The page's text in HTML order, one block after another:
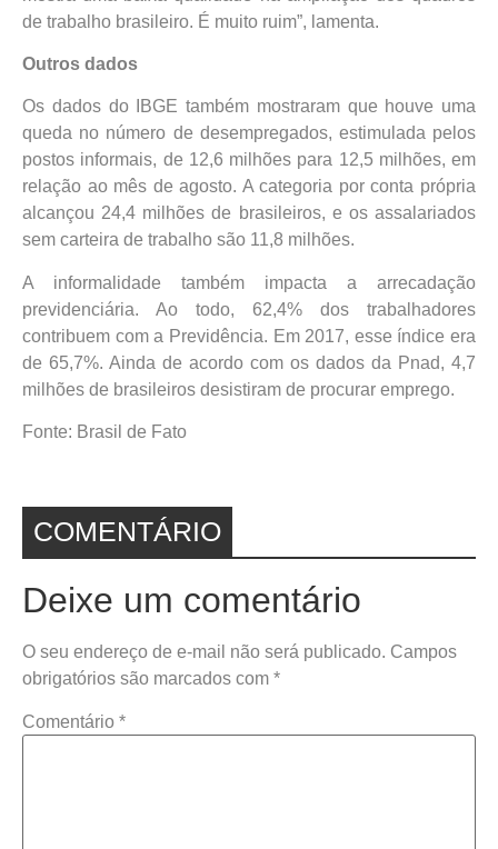
de trabalho brasileiro. É muito ruim”, lamenta.
Outros dados
Os dados do IBGE também mostraram que houve uma
queda no número de desempregados, estimulada pelos
postos informais, de 12,6 milhões para 12,5 milhões, em
relação ao mês de agosto. A categoria por conta própria
alcançou 24,4 milhões de brasileiros, e os assalariados
sem carteira de trabalho são 11,8 milhões.
A informalidade também impacta a arrecadação
previdenciária. Ao todo, 62,4% dos trabalhadores
contribuem com a Previdência. Em 2017, esse índice era
de 65,7%. Ainda de acordo com os dados da Pnad, 4,7
milhões de brasileiros desistiram de procurar emprego.
Fonte: Brasil de Fato
COMENTÁRIO
Deixe um comentário
O seu endereço de e-mail não será publicado. Campos
obrigatórios são marcados com *
Comentário *